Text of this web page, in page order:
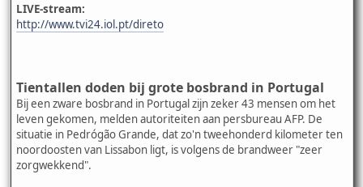
LIVE-stream:
http://www.tvi24.iol.pt/direto
Tientallen doden bij grote bosbrand in Portugal
Bij een zware bosbrand in Portugal zijn zeker 43 mensen om het
leven gekomen, melden autoriteiten aan persbureau AFP. De
situatie in Pedrógão Grande, dat zo'n tweehonderd kilometer ten
noordoosten van Lissabon ligt, is volgens de brandweer "zeer
zorgwekkend".